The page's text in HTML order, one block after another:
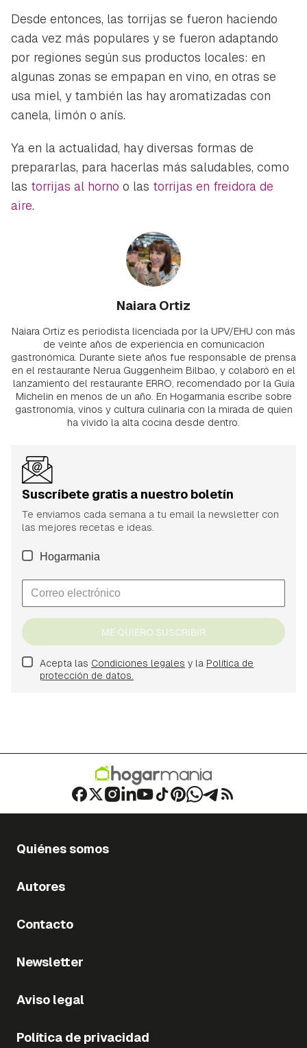
Desde entonces, las torrijas se fueron haciendo
cada vez más populares y se fueron adaptando
por regiones según sus productos locales: en
algunas zonas se empapan en vino, en otras se
usa miel, y también las hay aromatizadas con
canela, limón o anís.
Ya en la actualidad, hay diversas formas de
prepararlas, para hacerlas más saludables, como
las torrijas al horno o las torrijas en freidora de
aire.
Naiara Ortiz
Naiara Ortiz es periodista licenciada por la UPV/EHU con más
de veinte años de experiencia en comunicación
gastronómica. Durante siete años fue responsable de prensa
en el restaurante Nerua Guggenheim Bilbao, y colaboró en el
lanzamiento del restaurante ERRO, recomendado por la Guía
Michelin en menos de un año. En Hogarmania escribe sobre
gastronomía, vinos y cultura culinaria con la mirada de quien
ha vivido la alta cocina desde dentro.
Suscríbete gratis a nuestro boletín
Te enviamos cada semana a tu email la newsletter con
las mejores recetas e ideas.
Hogarmania
ME QUIERO SUSCRIBIR
Acepta las Condiciones legales y la Política de
protección de datos.
Quiénes somos
Autores
Contacto
Newsletter
Aviso legal
Política de privacidad